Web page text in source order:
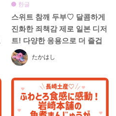
たかはし
한글
스위트 참깨 두부♡ 달콤하게
진화한 죄책감 제로 일본 디저
트! 다양한 응용으로 더 즐겁
게